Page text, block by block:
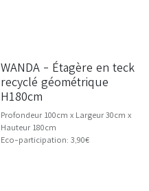
NOUVEAU
WANDA - Étagère en teck
recyclé géométrique
H180cm
Profondeur 100cm x Largeur 30cm x
Hauteur 180cm
Eco-participation: 3,90€